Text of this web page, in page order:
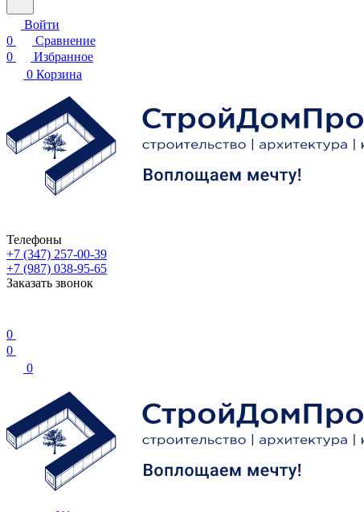
Войти
0
Сравнение
0
Избранное
0 Корзина
Телефоны
+7 (347) 257-00-39
+7 (987) 038-95-65
Заказать звонок
0
0
0